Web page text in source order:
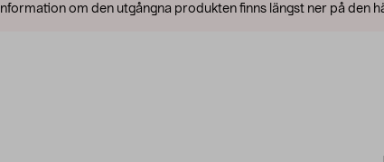
Information om den utgångna produkten finns längst ner på den